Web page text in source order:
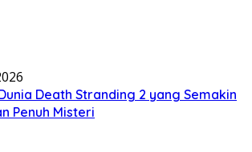
Death Stranding 2 yang Semakin
Penuh Misteri